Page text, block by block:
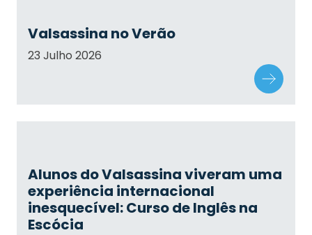
Valsassina no Verão
23 Julho 2026
Alunos do Valsassina viveram uma
experiência internacional
inesquecível: Curso de Inglês na
Escócia